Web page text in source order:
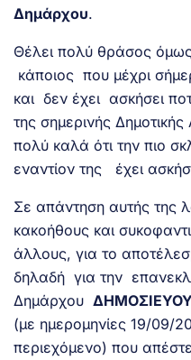
Δημάρχου.
Θέλει πολύ θράσος
κάποιος που μέχρι
και δεν έχει ασκήσει
της σημερινής
πολύ καλά ότι την πιο
εναντίον της έχει
Σε απάντηση αυτής της
κακοήθους και
άλλους, για το
δηλαδή για την
Δημάρχου
(με ημερομηνίες 19/09/
περιεχόμενο) που